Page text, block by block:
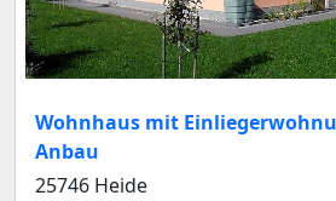
Wohnhaus mit
Anbau
25746 Heide